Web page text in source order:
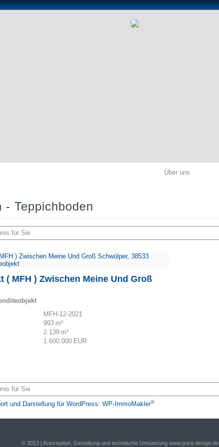
Über uns
- Teppichboden
für Sie
( MFH ) Zwischen Meine Und Groß
MFH-12-2021
993 m²
2.139 m²
1.600.000 EUR
für Sie
und Darstellung für WordPress: WP-ImmoMakler®
© 2013 | Konzeption, Gestaltung und technische Umsetzung www.pura-design.de